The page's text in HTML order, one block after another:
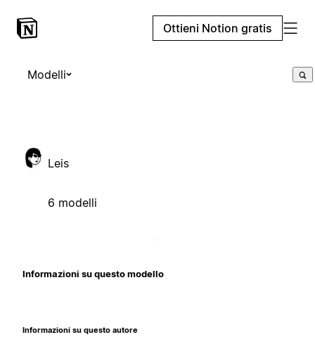
Ottieni Notion gratis
Modelli
Leis
6 modelli
Informazioni su questo modello
Informazioni su questo autore